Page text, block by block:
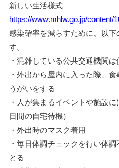
新しい生活様式
https://www.mhlw.go.jp/content/
感染確率を減らすために、以
す。
・混雑している公共交通機関
・外出から屋内に入った際、
うがいをする
・人が集まるイベントや施設
日間の自宅待機）
・外出時のマスク着用
・毎日体調チェックを行い体
とる